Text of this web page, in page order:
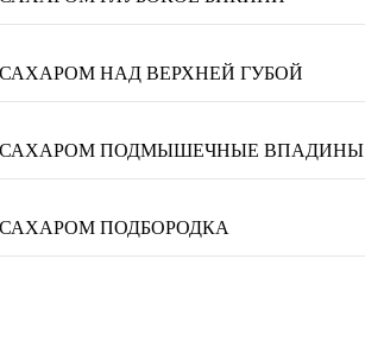
НАД ВЕРХНЕЙ ГУБОЙ
ПОДМЫШЕЧНЫЕ ВПАДИНЫ
ПОДБОРОДКА